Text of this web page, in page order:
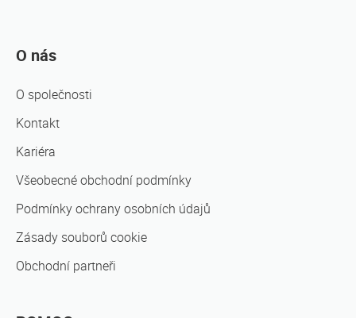
O nás
O společnosti
Kontakt
Kariéra
Všeobecné obchodní podmínky
Podmínky ochrany osobních údajů
Zásady souborů cookie
Obchodní partneři